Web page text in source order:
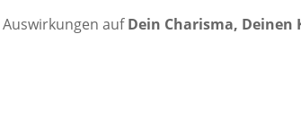
aufDein Charisma, Deinen